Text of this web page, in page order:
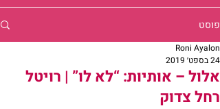
פוסט
אלול – אותיות: “לא לו” | רויטל
רחל צדוק
Roni Ayalon
24 בספט׳ 2019